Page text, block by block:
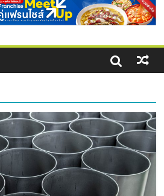
งเสียงคุณภาพสูง พร้อม
ะบบภาพและเสียง
ทย,